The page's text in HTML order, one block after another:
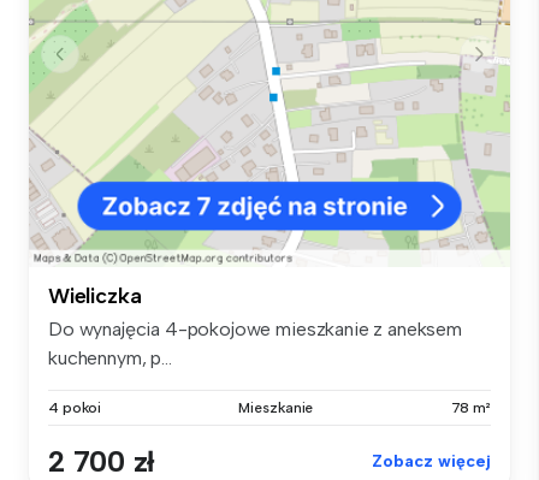
Wieliczka
Do wynajęcia 4-pokojowe mieszkanie z aneksem
kuchennym, p...
4 pokoi Mieszkanie 78 m²
2 700 zł Zobacz więcej